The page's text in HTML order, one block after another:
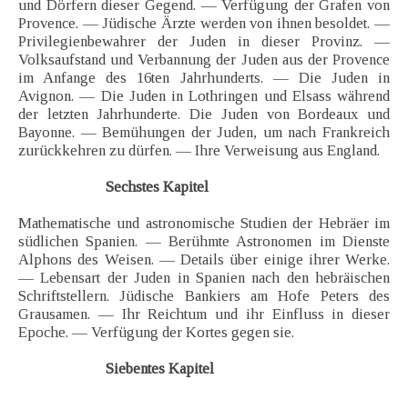
und Dörfern dieser Gegend. — Verfügung der Grafen von
Provence. — Jüdische Ärzte werden von ihnen besoldet. —
Privilegienbewahrer der Juden in dieser Provinz. —
Volksaufstand und Verbannung der Juden aus der Provence
im Anfange des 16ten Jahrhunderts. — Die Juden in
Avignon. — Die Juden in Lothringen und Elsass während
der letzten Jahrhunderte. Die Juden von Bordeaux und
Bayonne. — Bemühungen der Juden, um nach Frankreich
zurückkehren zu dürfen. — Ihre Verweisung aus England.
Sechstes Kapitel
Mathematische und astronomische Studien der Hebräer im
südlichen Spanien. — Berühmte Astronomen im Dienste
Alphons des Weisen. — Details über einige ihrer Werke.
— Lebensart der Juden in Spanien nach den hebräischen
Schriftstellern. Jüdische Bankiers am Hofe Peters des
Grausamen. — Ihr Reichtum und ihr Einfluss in dieser
Epoche. — Verfügung der Kortes gegen sie.
Siebentes Kapitel